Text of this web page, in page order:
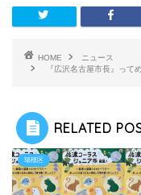
HOME
ニュース
『広沢名古屋市長』って
RELATED
瑞穂区